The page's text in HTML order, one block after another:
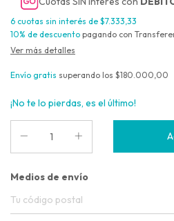
6 cuotas sin interés de $7.333,33
10% de descuento pagando con
Ver más detalles
Envío gratis superando los $180.000,00
¡No te lo pierdas, es el último!
Entregas para el CP:
Medios de envío